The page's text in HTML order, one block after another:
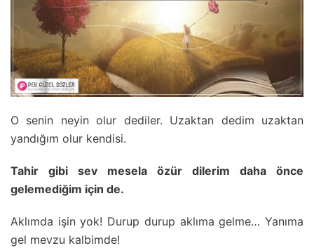
O senin neyin olur dediler. Uzaktan dedim uzaktan
yandığım olur kendisi.
Tahir gibi sev mesela özür dilerim daha önce
gelemediğim için de.
Aklımda işin yok! Durup durup aklıma gelme… Yanıma
gel mevzu kalbimde!